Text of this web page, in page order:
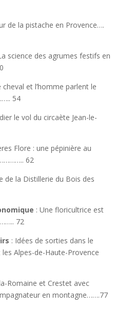
de la pistache en Provence….
science des agrumes festifs en
cheval et l’homme parlent le
54
le vol du circaète Jean-le-
Flore : une pépinière au
62
de la Distillerie du Bois des
: Une floricultrice est
72
: Idées de sorties dans le
Alpes-de-Haute-Provence
Romaine et Crestet avec
en montagne…….77